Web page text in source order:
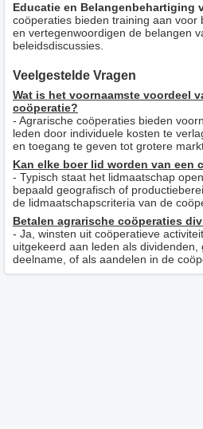
Educatie en Belangenbehartiging
coöperaties bieden training aan voor
en vertegenwoordigen de belangen
beleidsdiscussies.
Veelgestelde Vragen
Wat is het voornaamste voordeel
coöperatie?
- Agrarische coöperaties bieden
leden door individuele kosten te
en toegang te geven tot grotere
Kan elke boer lid worden van een
- Typisch staat het lidmaatschap
bepaald geografisch of
de lidmaatschapscriteria van de
Betalen agrarische coöperaties
- Ja, winsten uit coöperatieve
uitgekeerd aan leden als dividenden,
deelname, of als aandelen in de